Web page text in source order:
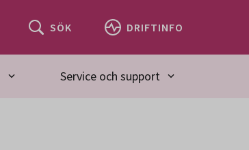
SÖK DRIFTINFO
Service och support